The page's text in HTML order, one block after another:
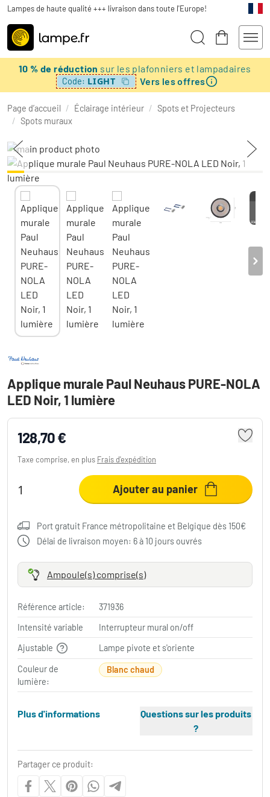
Lampes de haute qualité +++ livraison dans toute l'Europe!
10 % de réduction sur les plafonniers et lampadaires
Code: LIGHT Vers les offres
Page d’accueil / Éclairage intérieur / Spots et Projecteurs
/ Spots muraux
Applique murale Paul Neuhaus PURE-NOLA
LED Noir, 1 lumière
128,70 €
Taxe comprise, en plus Frais d'expédition
Ajouter au panier
Port gratuit France métropolitaine et Belgique dès 150€
Délai de livraison moyen: 6 à 10 jours ouvrés
Ampoule(s) comprise(s)
Référence article:
371936
Intensité variable
Interrupteur mural on/off
Ajustable
Lampe pivote et s'oriente
Couleur de
lumière:
Blanc chaud
Plus d'informations
Questions sur les produits
?
Partager ce produit: